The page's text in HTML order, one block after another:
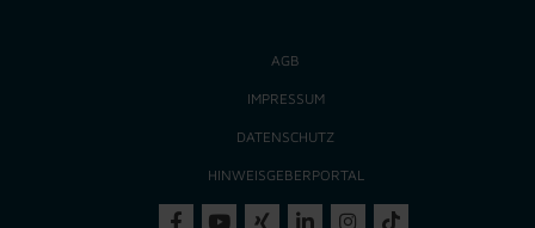
AGB
IMPRESSUM
DATENSCHUTZ
HINWEISGEBERPORTAL